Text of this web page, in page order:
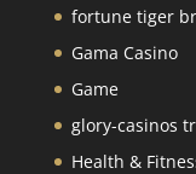
fortune tiger
Gama Casino
Game
glory-casinos tr
Health &